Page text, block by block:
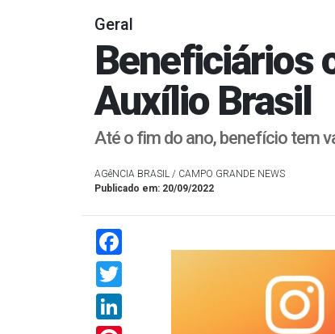
Geral
Beneficiários
Auxílio Brasil
Até o fim do ano, benefício tem
AGêNCIA BRASIL / CAMPO GRANDE NEWS
Publicado em: 20/09/2022